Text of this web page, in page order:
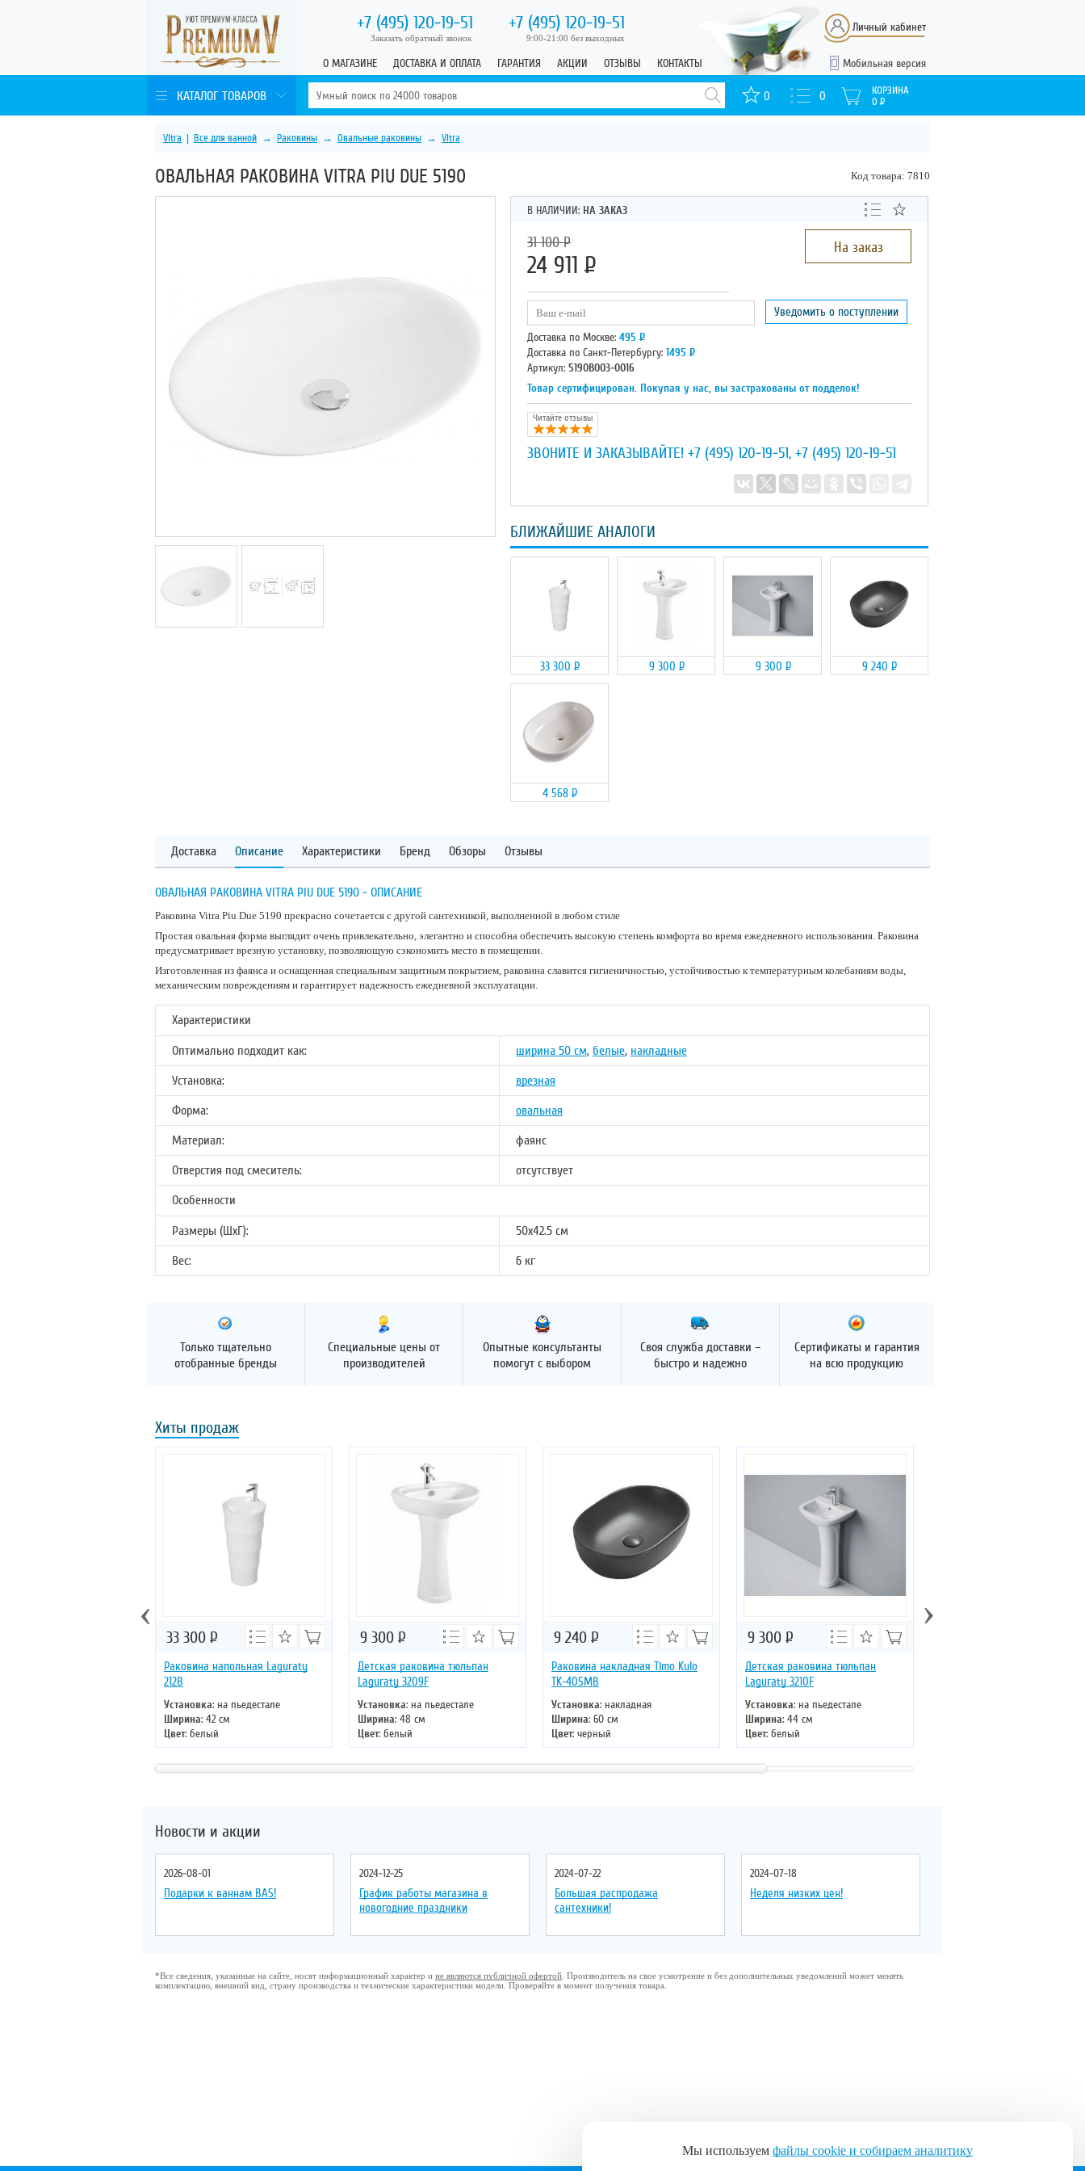
+7 (495) 120-19-51 +7 (495) 120-19-51
Заказать обратный звонок 9:00-21:00 без выходных
О МАГАЗИНЕ ДОСТАВКА И ОПЛАТА ГАРАНТИЯ АКЦИИ ОТЗЫВЫ КОНТАКТЫ Мобильная версия
Личный кабинет
КАТАЛОГ ТОВАРОВ 0 0
КОРЗИНА
0 Р
Vitra | Все для ванной → Раковины → Овальные раковины → Vitra
Код товара: 7810
ОВАЛЬНАЯ РАКОВИНА VITRA PIU DUE 5190
В НАЛИЧИИ: НА ЗАКАЗ
31 100Р
24 911 Р
На заказ
Уведомить о поступлении
Доставка по Москве: 495 Р
Доставка по Санкт-Петербургу: 1495 Р
Артикул: 5190B003-0016
Товар сертифицирован. Покупая у нас, вы застрахованы от подделок!
Читайте отзывы
ЗВОНИТЕ И ЗАКАЗЫВАЙТЕ! +7 (495) 120-19-51, +7 (495) 120-19-51
БЛИЖАЙШИЕ АНАЛОГИ
33 300 Р 9 300 Р 9 300 Р 9 240 Р
4 568 Р
Доставка Описание Характеристики Бренд Обзоры Отзывы
ОВАЛЬНАЯ РАКОВИНА VITRA PIU DUE 5190 - ОПИСАНИЕ
Раковина Vitra Piu Due 5190 прекрасно сочетается с другой сантехникой, выполненной в любом стиле
Простая овальная форма выглядит очень привлекательно, элегантно и способна обеспечить высокую степень комфорта во время ежедневного использования. Раковина
предусматривает врезную установку, позволяющую сэкономить место в помещении.
Изготовленная из фаянса и оснащенная специальным защитным покрытием, раковина славится гигиеничностью, устойчивостью к температурным колебаниям воды,
механическим повреждениям и гарантирует надежность ежедневной эксплуатации.
Характеристики
Оптимально подходит как:
ширина 50 см, белые, накладные
Установка:
врезная
Форма:
овальная
Материал:
фаянс
Отверстия под смеситель:
отсутствует
Особенности
Размеры (ШхГ):
50x42.5 см
Вес:
6 кг
Только тщательно
отобранные бренды
Специальные цены от
производителей
Опытные консультанты
помогут с выбором
Своя служба доставки –
быстро и надежно
Сертификаты и гарантия
на всю продукцию
Хиты продаж
Раковина напольная Laguraty
212B
Установка: на пьедестале
Ширина: 42 см
Цвет: белый
Форма: круглая
Материал: санфаянс
33 300 Р
Детская раковина тюльпан
Laguraty 3209F
Установка: на пьедестале
Ширина: 48 см
Цвет: белый
Форма: овальная
Материал: санфаянс
9 300 Р
Раковина накладная Timo Kulo
TK-405МВ
Установка: накладная
Ширина: 60 см
Цвет: черный
Форма: овальная
Материал: санфаянс
9 240 Р
Детская раковина тюльпан
Laguraty 3210F
Установка: на пьедестале
Ширина: 44 см
Цвет: белый
Форма: овальная
Материал
9 300 Р
‹ ›
Новости и акции
2026-08-01
Подарки к ваннам BAS!
2024-12-25
График работы магазина в
новогодние праздники
2024-07-22
Большая распродажа
сантехники!
2024-07-18
Неделя низких цен!
*Все сведения, указанные на сайте, носят информационный характер и не являются публичной офертой . Производитель на свое усмотрение и без дополнительных уведомлений может менять
комплектацию, внешний вид, страну производства и технические характеристики модели. Проверяйте в момент получения товара.
Мы используем файлы cookie и собираем аналитику